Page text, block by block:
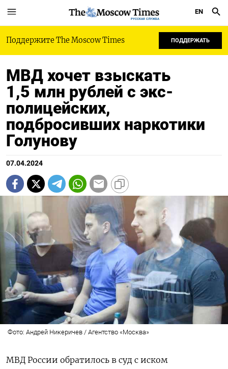
РУССКАЯ СЛУЖБА
EN
Поддержите The Moscow Times ПОДДЕРЖАТЬ
МВД хочет взыскать
1,5 млн рублей с экс-
полицейских,
подбросивших наркотики
Голунову
07.04.2024
Фото: Андрей Никеричев / Агентство «Москва»
МВД России обратилось в суд с иском